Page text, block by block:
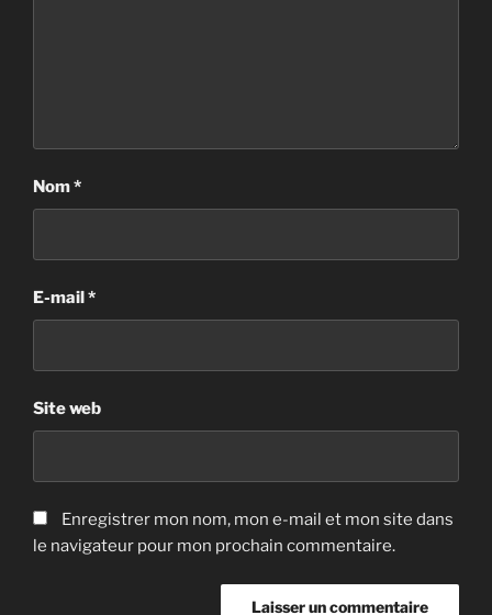
Nom*
E-mail*
Site web
Enregistrer mon nom, mon e-mail et mon site dans
le navigateur pour mon prochain commentaire.